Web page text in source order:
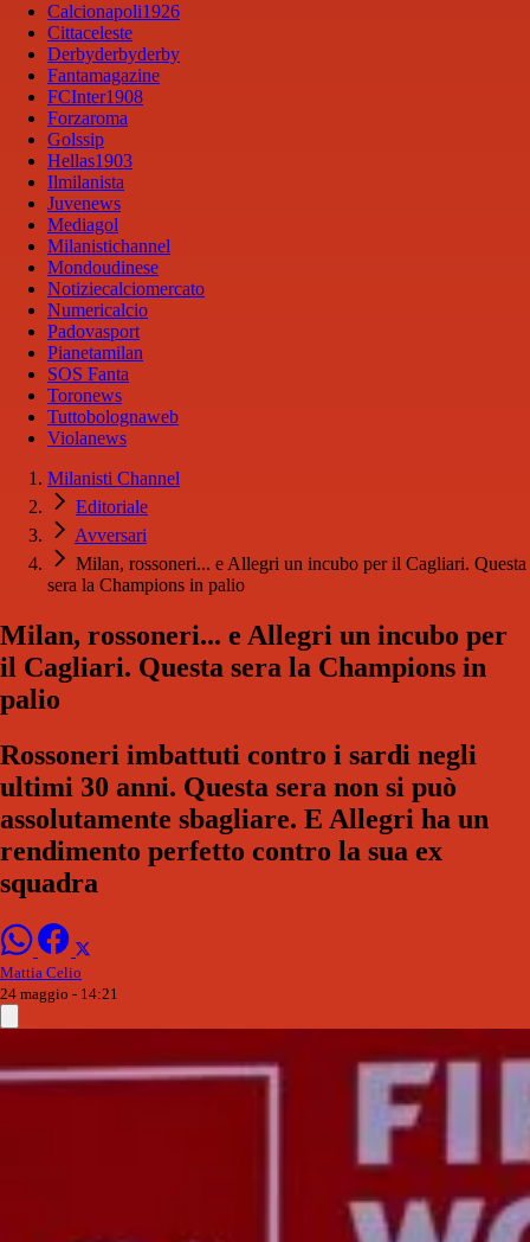
Calcionapoli1926
Cittaceleste
Derbyderbyderby
Fantamagazine
FCInter1908
Forzaroma
Golssip
Hellas1903
Ilmilanista
Juvenews
Mediagol
Milanistichannel
Mondoudinese
Notiziecalciomercato
Numericalcio
Padovasport
Pianetamilan
SOS Fanta
Toronews
Tuttobolognaweb
Violanews
Milanisti Channel
Editoriale
Avversari
Milan, rossoneri... e Allegri un incubo per il Cagliari. Questa
sera la Champions in palio
Milan, rossoneri... e Allegri un incubo per
il Cagliari. Questa sera la Champions in
palio
Rossoneri imbattuti contro i sardi negli
ultimi 30 anni. Questa sera non si può
assolutamente sbagliare. E Allegri ha un
rendimento perfetto contro la sua ex
squadra
Mattia Celio
24 maggio - 14:21